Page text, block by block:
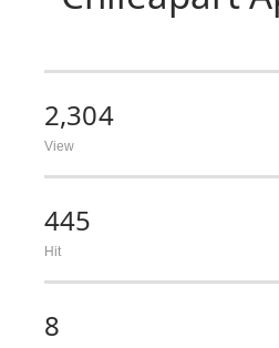
2,304
View
445
Hit
8